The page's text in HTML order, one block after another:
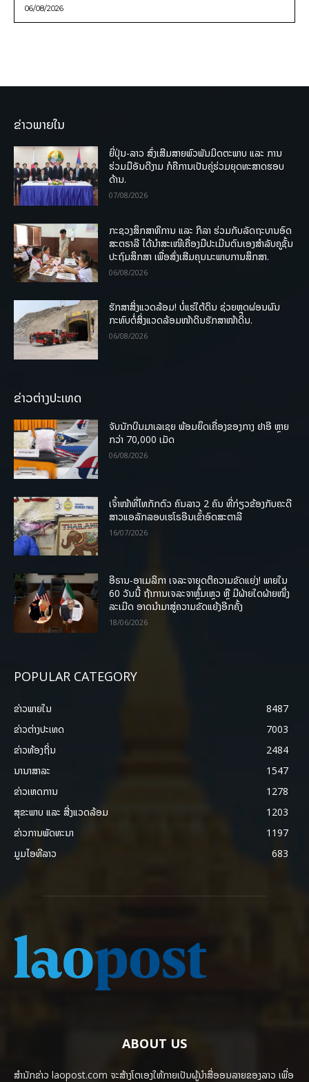
06/08/2026
ຂ່າວພາຍໃນ
ຍີ່ປຸ່ນ-ລາວ ສົ່ງເສີມສາຍພົວພັນມິດຕະພາບ ແລະ ການ
ຮ່ວມມືອັນດີງາມ ກໍຄືການເປັນຄູ່ຮ່ວມຍຸດທະສາດຮອບ
ດ້ານ.
07/08/2026
ກະຊວງສຶກສາທິການ ແລະ ກິລາ ຮ່ວມກັບລັດຖະບານອົດ
ສະຕຣາລີ ໄດ້ນຳສະເໜີເຄື່ອງມືປະເມີນຕົນເອງສຳລັບຄູຊັ້ນ
ປະຖົມສຶກສາ ເພື່ອສົ່ງເສີມຄຸນນະພາບການສຶກສາ.
06/08/2026
ຮັກສາສິ່ງແວດລ້ອມ! ບໍ່ແຮ່ໃຕ້ດິນ ຊ່ວຍຫຼຸດຜ່ອນຜົນ
ກະທົບຕໍ່ສິ່ງແວດລ້ອມໜ້າດິນຮັກສາໜ້າດິນ.
06/08/2026
ຂ່າວຕ່າງປະເທດ
ຈັບນັກບິນມາເລເຊຍ ພ້ອມຍຶດເຄື່ອງຂອງກາງ ຢາອີ ຫຼາຍ
ກວ່າ 70,000 ເມັດ
06/08/2026
ເຈົ້າໜ້າທີ່ໄທກັກຕົວ ຄົນລາວ 2 ຄົນ ທີ່ກ່ຽວຂ້ອງກັບຄະດີ
ສາວແອລັກລອບເຮໂຣອີນເຂົ້າອົດສະຕາລີ
16/07/2026
ອີຣານ-ອາເມລິກາ ເຈລະຈາຍຸດຕິຄວາມຂັດແຍ່ງ! ພາຍໃນ
60 ວັນນີ້ ຖ້າການເຈລະຈາຫຼົ້ມເຫຼວ ຫຼື ມີຝ່າຍໃດຝ່າຍໜຶ່ງ
ລະເມີດ ອາດນໍາມາສູ່ຄວາມຂັດແຍ້ງອີກຄັ້ງ
18/06/2026
POPULAR CATEGORY
ຂ່າວພາຍ​ໃນ
8487
ຂ່າວຕ່າງປະເທດ
7003
ຂ່າວທ້ອງຖິ່ນ
2484
ນານາສາລະ
1547
ຂ່າວເຫດການ
1278
ສຸຂະພາບ ແລະ ສີ່ງແວດລ້ອມ
1203
ຂ່າວການພັດທະນາ
1197
ມູມໄອທີລາວ
683
ABOUT US
ສຳນັກຂ່າວ laopost.com ຈະສ້າງໂຕເອງໃຫ້ກາຍເປັນຜູ້ນຳສື່ອອນລາຍຂອງລາວ ເພື່ອ